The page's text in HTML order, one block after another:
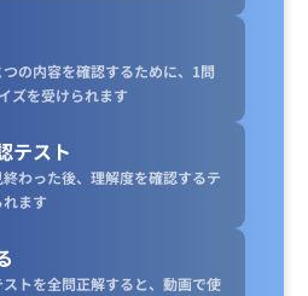
の内容を確認するために、1問
ズを受けられます
テスト
わった後、理解度を確認するテ
れます
トを全問正解すると、動画で使